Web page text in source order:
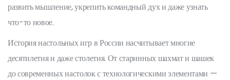
развить мышление, укрепить командный дух и даже узнать
что-то новое.
История настольных игр в России насчитывает многие
десятилетия и даже столетия. От старинных шахмат и шашек
до современных настолок с технологическими элементами —